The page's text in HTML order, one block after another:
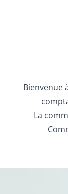
Bienvenue
La